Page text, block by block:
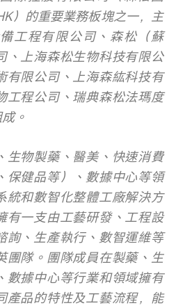
）的重要業務板塊之一，主
工程有限公司、森松（蘇
、上海森松生物科技有限公
有限公司、上海森紘科技有
工程公司、瑞典森松法瑪度
。
生物製藥、醫美、快速消費
保健品等）、數據中心等領
統和數智化整體工廠解決方
有一支由工藝研發、工程設
詢、生產執行、數智運維等
團隊。團隊成員在製藥、生
數據中心等行業和領域擁有
產品的特性及工藝流程，能